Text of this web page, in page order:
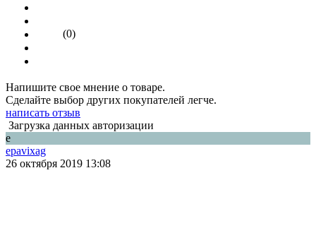
(0)
Напишите свое мнение о товаре.
Сделайте выбор других покупателей легче.
написать отзыв
Загрузка данных авторизации
e
epavixag
26 октября 2019 13:08